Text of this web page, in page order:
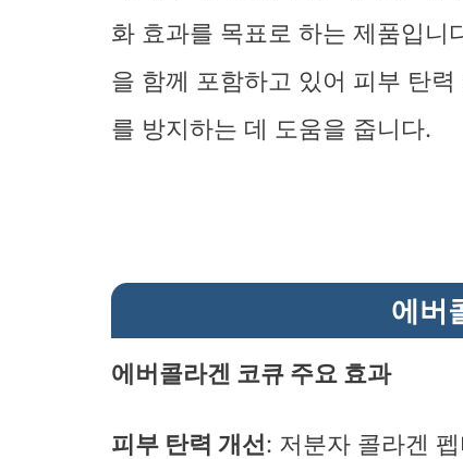
화 효과를 목표로 하는 제품입니
을 함께 포함하고 있어 피부 탄
를 방지하는 데 도움을 줍니다.
에버
에버콜라겐 코큐 주요 효과
피부 탄력 개선: 저분자 콜라겐